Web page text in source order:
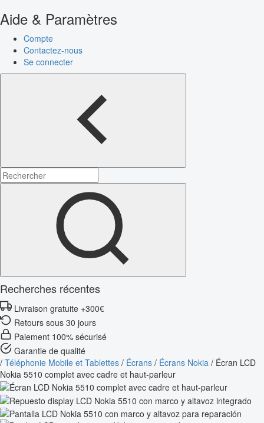
Aide & Paramètres
Compte
Contactez-nous
Se connecter
Recherches récentes
Livraison gratuite +300€
Retours sous 30 jours
Paiement 100% sécurisé
Garantie de qualité
/ Téléphonie Mobile et Tablettes / Écrans / Écrans Nokia / Écran LCD
Nokia 5510 complet avec cadre et haut-parleur